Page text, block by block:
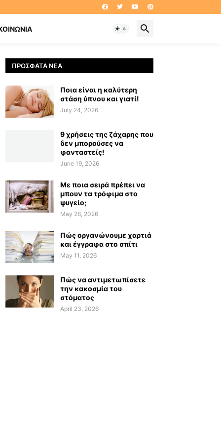
ΠΡΌΣΦΑΤΑ ΝΈΑ
Ποια είναι η καλύτερη
στάση ύπνου και γιατί!
July 24, 2026
9 χρήσεις της ζάχαρης που
δεν μπορούσες να
φανταστείς!
June 19, 2026
Με ποια σειρά πρέπει να
μπουν τα τρόφιμα στο
ψυγείο;
May 28, 2026
Πώς οργανώνουμε χαρτιά
και έγγραφα στο σπίτι
May 11, 2026
Πώς να αντιμετωπίσετε
την κακοσμία του
στόματος
April 23, 2026